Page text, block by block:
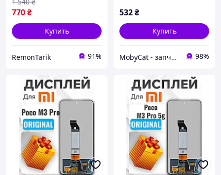
770₴
Купить
RemonTarik 91%
532₴
Купить
MobyCat - запчасти для мобильных телефонов и планшетов 98%